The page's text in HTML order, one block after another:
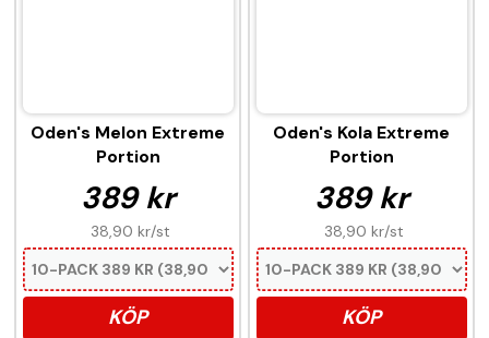
Oden's Melon Extreme
Portion
389 kr
38,90 kr/st
KÖP
Oden's Kola Extreme
Portion
389 kr
38,90 kr/st
KÖP